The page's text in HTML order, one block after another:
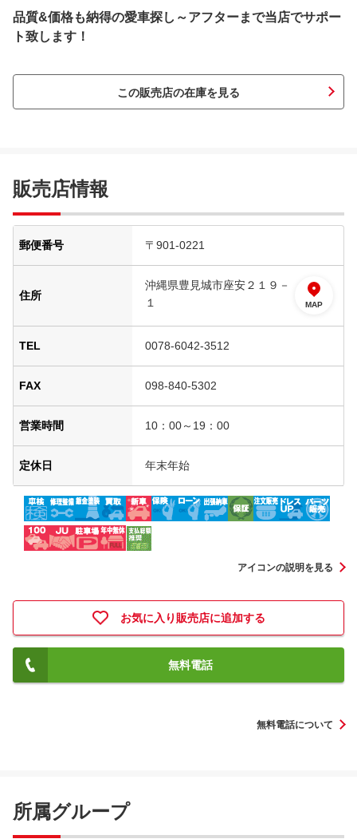
品質&価格も納得の愛車探し～アフターまで当店でサポー
ト致します！
この販売店の在庫を見る
販売店情報
郵便番号 〒901-0221
住所
沖縄県豊見城市座安２１９－
１
MAP
TEL 0078-6042-3512
FAX 098-840-5302
営業時間 10：00～19：00
定休日 年末年始
アイコンの説明を見る
お気に入り販売店に追加する
無料電話
無料電話について
所属グループ